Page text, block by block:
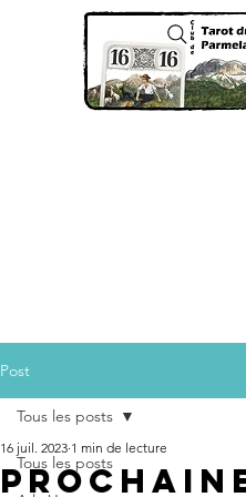
Post
Tous les posts
Tous les posts
16 juil. 2023 1 min de lecture